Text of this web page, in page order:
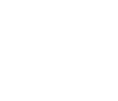
Milla